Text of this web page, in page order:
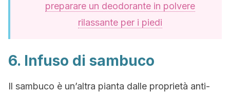
preparare un deodorante in polvere
rilassante per i piedi
6. Infuso di sambuco
Il sambuco è un’altra pianta dalle proprietà anti-